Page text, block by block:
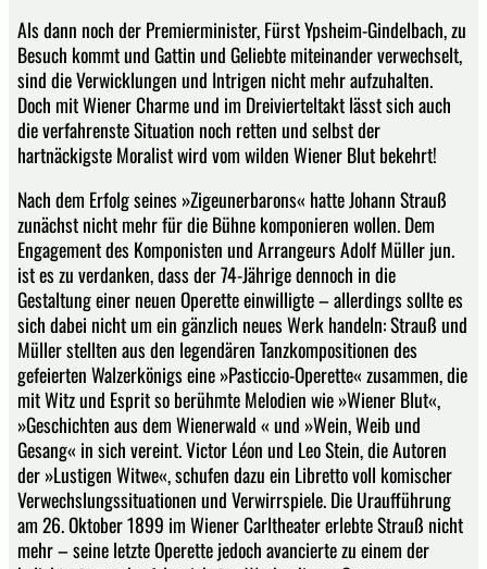
Als dann noch der Premierminister, Fürst Ypsheim-Gindelbach, zu
Besuch kommt und Gattin und Geliebte miteinander verwechselt,
sind die Verwicklungen und Intrigen nicht mehr aufzuhalten.
Doch mit Wiener Charme und im Dreivierteltakt lässt sich auch
die verfahrenste Situation noch retten und selbst der
hartnäckigste Moralist wird vom wilden Wiener Blut bekehrt!
Nach dem Erfolg seines »Zigeunerbarons« hatte Johann Strauß
zunächst nicht mehr für die Bühne komponieren wollen. Dem
Engagement des Komponisten und Arrangeurs Adolf Müller jun.
ist es zu verdanken, dass der 74-Jährige dennoch in die
Gestaltung einer neuen Operette einwilligte – allerdings sollte es
sich dabei nicht um ein gänzlich neues Werk handeln: Strauß und
Müller stellten aus den legendären Tanzkompositionen des
gefeierten Walzerkönigs eine »Pasticcio-Operette« zusammen, die
mit Witz und Esprit so berühmte Melodien wie »Wiener Blut«,
»Geschichten aus dem Wienerwald « und »Wein, Weib und
Gesang« in sich vereint. Victor Léon und Leo Stein, die Autoren
der »Lustigen Witwe«, schufen dazu ein Libretto voll komischer
Verwechslungssituationen und Verwirrspiele. Die Uraufführung
am 26. Oktober 1899 im Wiener Carltheater erlebte Strauß nicht
mehr – seine letzte Operette jedoch avancierte zu einem der